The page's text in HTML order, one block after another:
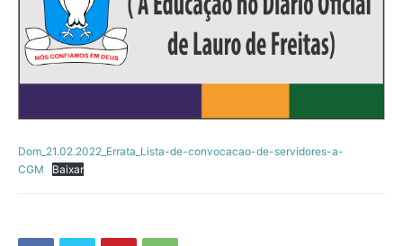
Dom_21.02.2022_Errata_Lista-de-convocacao-de-servidores-a-
CGM
Baixar